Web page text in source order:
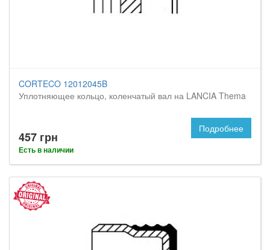
CORTECO 12012045B
Уплотняющее кольцо, коленчатый вал на LANCIA Thema
457 грн
Есть в наличии
Подробнее